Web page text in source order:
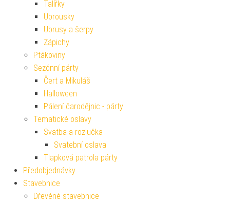
Talířky
Ubrousky
Ubrusy a šerpy
Zápichy
Ptákoviny
Sezónní párty
Čert a Mikuláš
Halloween
Pálení čarodějnic - párty
Tematické oslavy
Svatba a rozlučka
Svatební oslava
Tlapková patrola párty
Předobjednávky
Stavebnice
Dřevěné stavebnice